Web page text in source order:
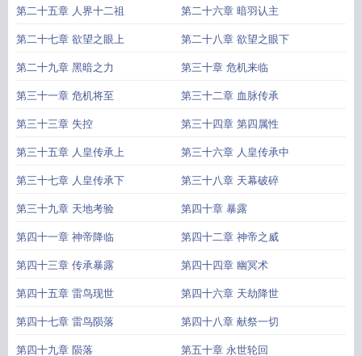
第二十五章 人界十二祖 第二十六章 暗羽认主
第二十七章 欲望之眼上 第二十八章 欲望之眼下
第二十九章 黑暗之力 第三十章 危机来临
第三十一章 危机将至 第三十二章 血脉传承
第三十三章 失控 第三十四章 第四属性
第三十五章 人皇传承上 第三十六章 人皇传承中
第三十七章 人皇传承下 第三十八章 天幕破碎
第三十九章 天地考验 第四十章 暴露
第四十一章 神帝降临 第四十二章 神帝之威
第四十三章 传承暴露 第四十四章 幽冥术
第四十五章 雷鸟现世 第四十六章 天劫降世
第四十七章 雷鸟陨落 第四十八章 献祭一切
第四十九章 陨落 第五十章 永世轮回